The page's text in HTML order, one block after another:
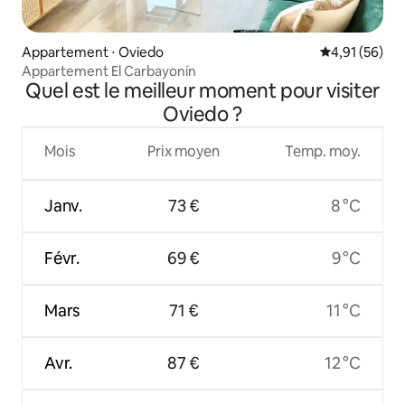
Appartement ⋅ Oviedo Évaluation
4,91 (56)
Appartement El Carbayonín
Quel est le meilleur moment pour visiter
Oviedo ?
Mois
Janv.
Févr.
Mars
Avr.
Prix moyen
73 €
69 €
71 €
87 €
Temp. moy.
8 °C
9 °C
11 °C
12 °C